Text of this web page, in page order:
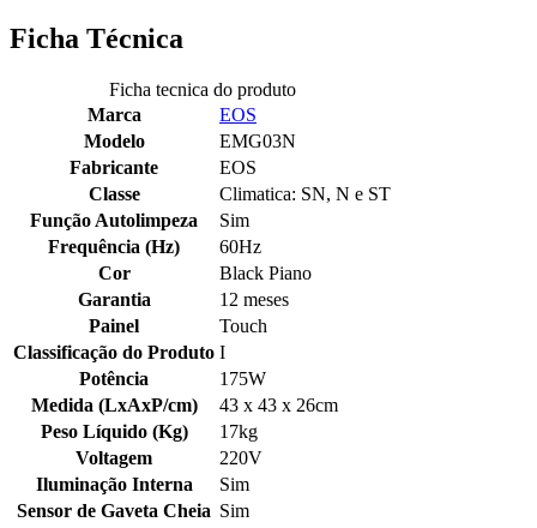
Ficha Técnica
Ficha tecnica do produto
Marca
EOS
Modelo
EMG03N
Fabricante
EOS
Classe
Climatica: SN, N e ST
Função Autolimpeza
Sim
Frequência (Hz)
60Hz
Cor
Black Piano
Garantia
12 meses
Painel
Touch
Classificação do Produto I
Potência
175W
Medida (LxAxP/cm)
43 x 43 x 26cm
Peso Líquido (Kg)
17kg
Voltagem
220V
Iluminação Interna
Sim
Sensor de Gaveta Cheia Sim